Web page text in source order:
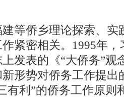
侨乡理论探索、实
紧密相关。1995年，
上发表的《“大侨务”观
形势对侨务工作提出
有利”的侨务工作原则